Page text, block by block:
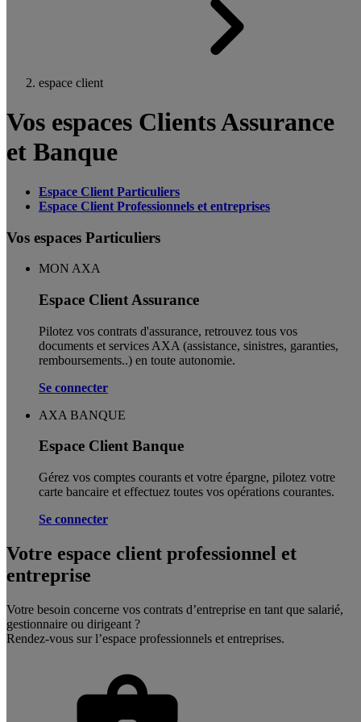
espace client
Vos espaces Clients Assurance
et Banque
Espace Client Particuliers
Espace Client Professionnels et entreprises
Vos espaces Particuliers
MON AXA
Espace Client Assurance
Pilotez vos contrats d'assurance, retrouvez tous vos
documents et services AXA (assistance, sinistres, garanties,
remboursements..) en toute autonomie. ​
Se connecter
AXA BANQUE
Espace Client Banque
Gérez vos comptes courants et votre épargne, pilotez votre
carte bancaire et effectuez toutes vos opérations courantes.
Se connecter
Votre espace client professionnel et
entreprise
Votre besoin concerne vos contrats d’entreprise en tant que salarié,
gestionnaire ou dirigeant ?
Rendez-vous sur l’espace professionnels et entreprises.